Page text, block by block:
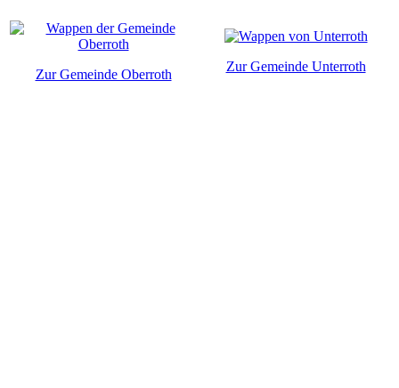
Zur Gemeinde Oberroth
Zur Gemeinde Unterroth